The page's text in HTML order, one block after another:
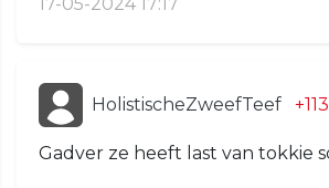
HolistischeZweefTeef
Gadver ze heeft last van tokkie